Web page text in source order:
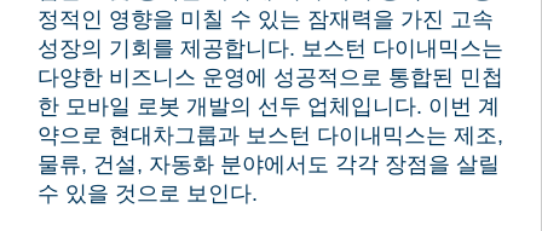
정적인 영향을 미칠 수 있는 잠재력을 가진 고속
성장의 기회를 제공합니다. 보스턴 다이내믹스는
다양한 비즈니스 운영에 성공적으로 통합된 민첩
한 모바일 로봇 개발의 선두 업체입니다. 이번 계
약으로 현대차그룹과 보스턴 다이내믹스는 제조,
물류, 건설, 자동화 분야에서도 각각 장점을 살릴
수 있을 것으로 보인다.